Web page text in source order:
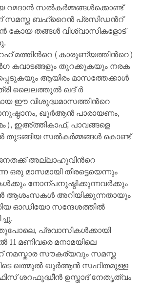
റമദാന്‍ സല്‍കര്‍മ്മങ്ങള്‍ക്കൊണ്ട്
സമസ്ത ബഹ്റൈന്‍ പ്രസിഡന്‍റ്
കോയ തങ്ങള്‍ വിശ്വാസികളോട്
മത്തിന്‍റെ (കാരുണ്യത്തിന്‍റെ)
കവാടങ്ങളും തുറക്കുകയും നരക
ആയിരം മാസത്തേക്കാള്‍
ലൈലത്തുല്‍ ഖദ് ര്‍
ഈ വിശുദ്ധമാസത്തിന്‍റെ
ഖൂര്‍ആന്‍ പാരായണം,
ഇഅ്ത്തികാഫ്, പാവങ്ങളെ
തുടങ്ങിയ സല്‍കര്‍മ്മങ്ങള്‍ കൊണ്ട്
അല്ലാഹുവിന്‍റെ
ഒരു മാസമായി തീരട്ടെയെന്നും
നോന്പനുഷ്ഠിക്കുന്നവര്‍ക്കും
ആശംസകള്‍ അറിയിക്കുന്നതായും
ഓഡിയോ സന്ദേശത്തില്‍
പ്രവാസികള്‍ക്കായി
11 മണിവരെ മനാമയിലെ
നമസ്കാര സൗകര്യവും സമസ്ത
ഖത്മുല്‍ ഖുര്‍ആന്‍ സഹിതമുള്ള
ശറഫുദ്ധീന്‍ ഉസ്താദ് നേതൃത്വം